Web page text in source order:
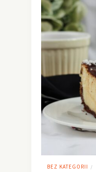
BEZ KATEGORII /